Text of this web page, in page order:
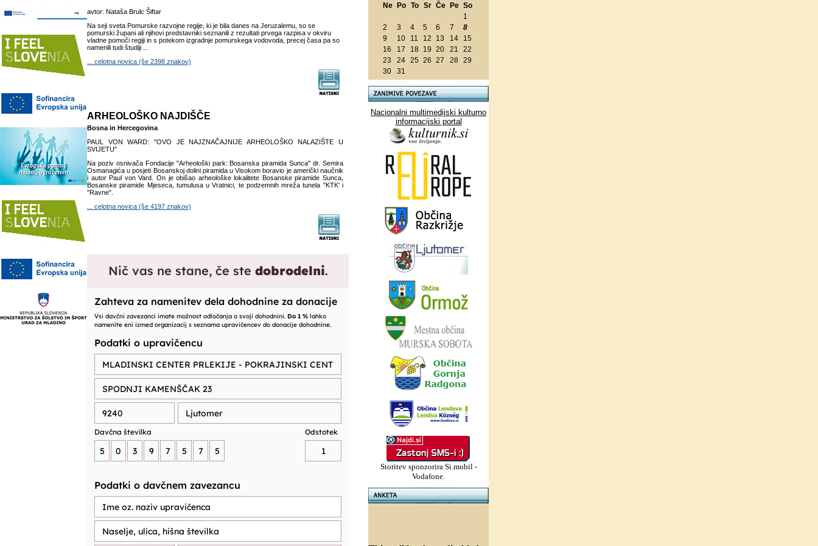
avtor: Nataša Brulc Šiftar
Na seji sveta Pomurske razvojne regije, ki je bila danes na Jeruzalemu, so se
pomurski župani ali njihovi predstavniki seznanili z rezultati prvega razpisa v okviru
vladne pomoči regiji in s potekom izgradnje pomurskega vodovoda, precej časa pa so
namenili tudi študiji ...
... celotna novica (še 2398 znakov)
ARHEOLOŠKO NAJDIŠČE
Bosna in Hercegovina
PAUL VON WARD: "OVO JE NAJZNAČAJNIJE ARHEOLOŠKO NALAZIŠTE U
SVIJETU"
Na poziv osnivača Fondacije "Arheološki park: Bosanska piramida Sunca" dr. Semira
Osmanagića u posjeti Bosanskoj dolini piramida u Visokom boravio je američki naučnik
i autor Paul von Vard. On je obišao arheološke lokalitete Bosanske piramide Sunca,
Bosanske piramide Mjeseca, tumulusa u Vratnici, te podzemnih mreža tunela "KTK' i
"Ravne".
... celotna novica (še 4197 znakov)
Ne
Po To Sr Če Pe So
1
2
3 4 5 6 7
8
9
10 11 12 13 14
15
16
17 18 19 20 21
22
23
24 25 26 27 28 29
30
31
Nacionalni multimedijski kulturno
informacijski portal
Storitev sponzorira Si.mobil -
Vodafone.